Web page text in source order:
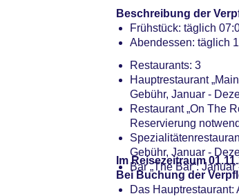
Zahlungsarten: TUI
Haustiere nicht
Parkmöglichkeiten:
gegen Gebühr
Zimmer: 71
Landeskategorie: 6
Beschreibung der
Frühstück: täglich
Abendessen: täglich
Restaurants: 3
Hauptrestaurant
Gebühr, Januar -
Restaurant „On The
Reservierung
Gebühr, Januar -
Bar „The Bar“:
Im Reisezeitraum
Bei Buchung der
Das Hauptrestaurant: